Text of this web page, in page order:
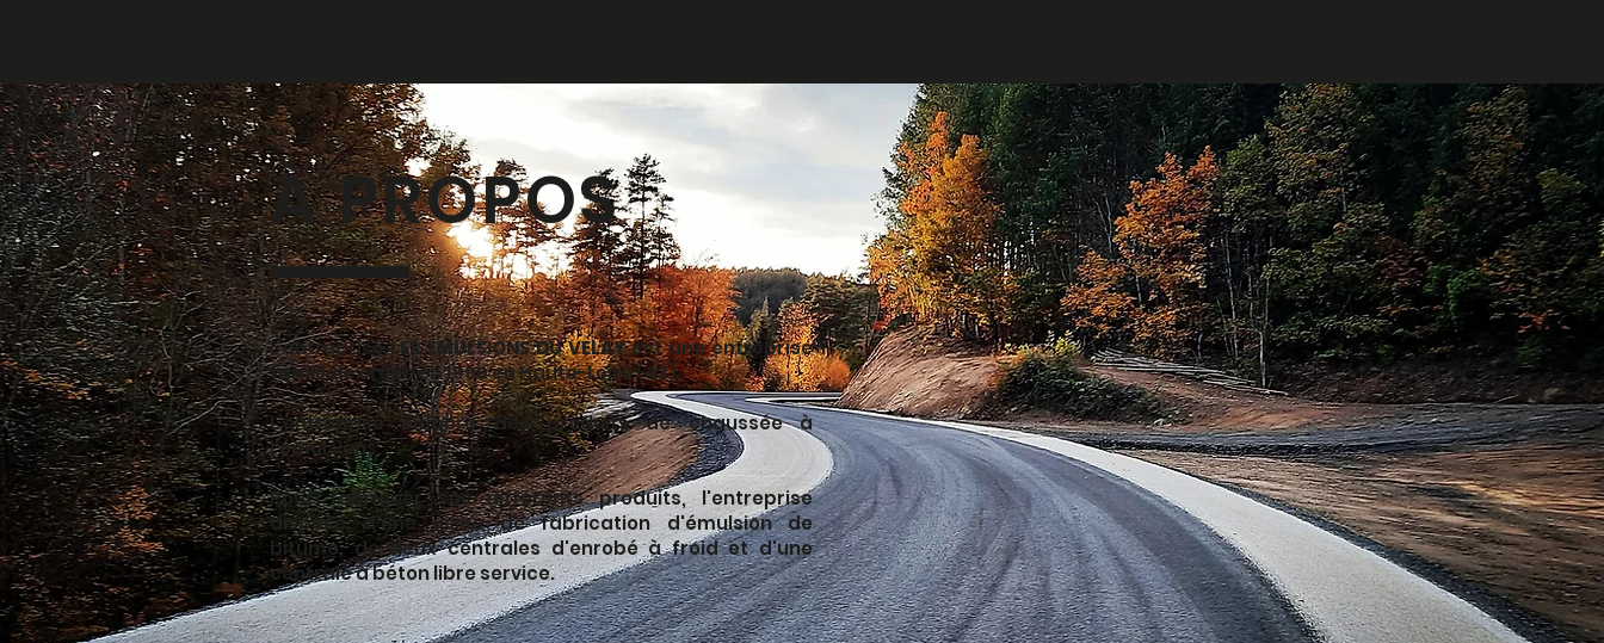
À PROPOS
L’entrepriseLES EMULSIONS DU VELAYest une entreprise
familiale créée en 1999en Haute-Loire (43).
L’entreprise élabore des produits de chaussée à
l'émulsions.
Pour fabriquer ses différents produits, l'entreprise
dispose d'une usine de fabrication d'émulsion de
bitume, de deux centrales d'enrobé à froid et d'une
centrale à béton libre service.